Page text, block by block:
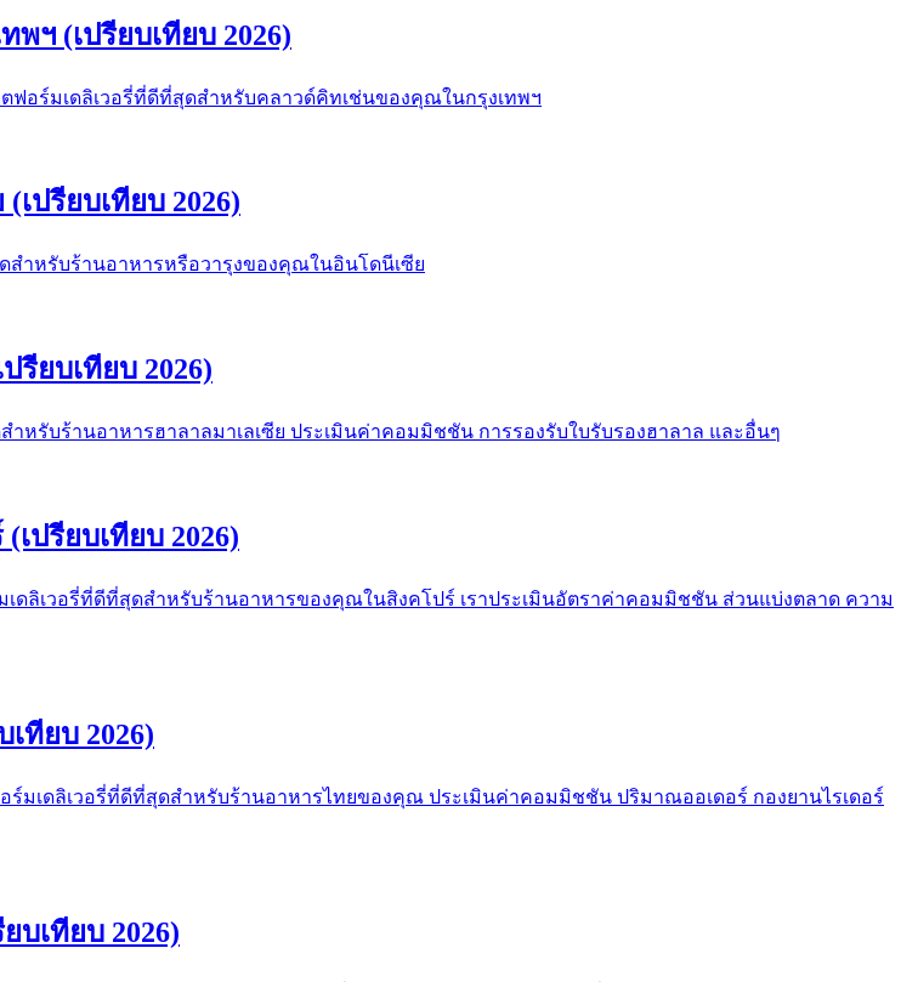
ฯ (เปรียบเทียบ 2026)
ลตฟอร์มเดลิเวอรี่ที่ดีที่สุดสำหรับคลาวด์คิทเช่นของคุณในกรุงเทพฯ
ปรียบเทียบ 2026)
สุดสำหรับร้านอาหารหรือวารุงของคุณในอินโดนีเซีย
รียบเทียบ 2026)
ดสำหรับร้านอาหารฮาลาลมาเลเซีย ประเมินค่าคอมมิชชัน การรองรับใบรับรองฮาลาล และอื่นๆ
ปรียบเทียบ 2026)
มเดลิเวอรี่ที่ดีที่สุดสำหรับร้านอาหารของคุณในสิงคโปร์ เราประเมินอัตราค่าคอมมิชชัน ส่วนแบ่งตลาด ความ
ทียบ 2026)
ตฟอร์มเดลิเวอรี่ที่ดีที่สุดสำหรับร้านอาหารไทยของคุณ ประเมินค่าคอมมิชชัน ปริมาณออเดอร์ กองยานไรเดอร์
บเทียบ 2026)